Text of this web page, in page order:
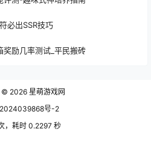
必出SSR技巧
奖励几率测试_平民搬砖
© 2026 星萌游戏网
号-2
，耗时 0.2297 秒